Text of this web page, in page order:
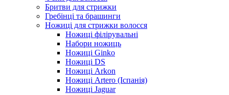
Бритви для стрижки
Гребінці та брашинги
Ножиці для стрижки волосся
Ножиці філірувальні
Набори ножиць
Ножиці Ginko
Ножиці DS
Ножиці Arkon
Ножиці Artero (Іспанія)
Ножиці Jaguar